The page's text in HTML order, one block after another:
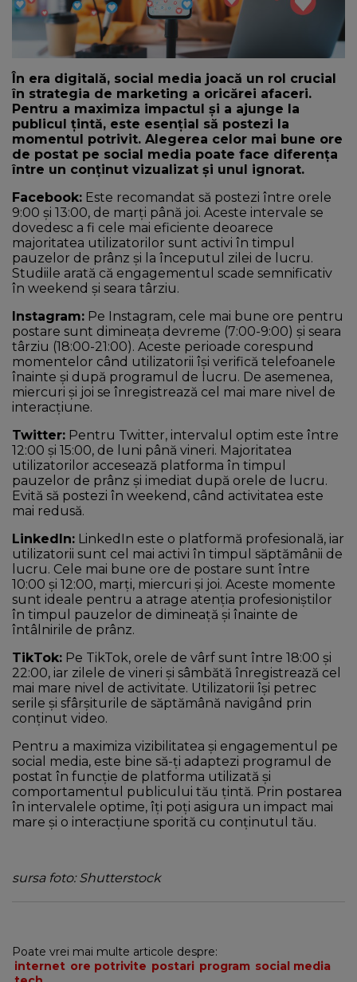
În era digitală, social media joacă un rol crucial
în strategia de marketing a oricărei afaceri.
Pentru a maximiza impactul și a ajunge la
publicul țintă, este esențial să postezi la
momentul potrivit. Alegerea celor mai bune ore
de postat pe social media poate face diferența
între un conținut vizualizat și unul ignorat.
Facebook: Este recomandat să postezi între orele
9:00 și 13:00, de marți până joi. Aceste intervale se
dovedesc a fi cele mai eficiente deoarece
majoritatea utilizatorilor sunt activi în timpul
pauzelor de prânz și la începutul zilei de lucru.
Studiile arată că engagementul scade semnificativ
în weekend și seara târziu.
Instagram: Pe Instagram, cele mai bune ore pentru
postare sunt dimineața devreme (7:00-9:00) și seara
târziu (18:00-21:00). Aceste perioade corespund
momentelor când utilizatorii își verifică telefoanele
înainte și după programul de lucru. De asemenea,
miercuri și joi se înregistrează cel mai mare nivel de
interacțiune.
Twitter: Pentru Twitter, intervalul optim este între
12:00 și 15:00, de luni până vineri. Majoritatea
utilizatorilor accesează platforma în timpul
pauzelor de prânz și imediat după orele de lucru.
Evită să postezi în weekend, când activitatea este
mai redusă.
LinkedIn: LinkedIn este o platformă profesională, iar
utilizatorii sunt cel mai activi în timpul săptămânii de
lucru. Cele mai bune ore de postare sunt între
10:00 și 12:00, marți, miercuri și joi. Aceste momente
sunt ideale pentru a atrage atenția profesioniștilor
în timpul pauzelor de dimineață și înainte de
întâlnirile de prânz.
TikTok: Pe TikTok, orele de vârf sunt între 18:00 și
22:00, iar zilele de vineri și sâmbătă înregistrează cel
mai mare nivel de activitate. Utilizatorii își petrec
serile și sfârșiturile de săptămână navigând prin
conținut video.
Pentru a maximiza vizibilitatea și engagementul pe
social media, este bine să-ți adaptezi programul de
postat în funcție de platforma utilizată și
comportamentul publicului tău țintă. Prin postarea
în intervalele optime, îți poți asigura un impact mai
mare și o interacțiune sporită cu conținutul tău.
sursa foto: Shutterstock
Poate vrei mai multe articole despre:
internet ore potrivite postari program social media